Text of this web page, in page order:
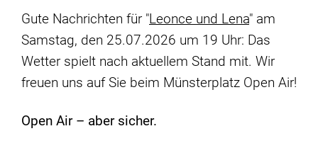
Gute Nachrichten für "Leonce und Lena" am
Samstag, den 25.07.2026 um 19 Uhr: Das
Wetter spielt nach aktuellem Stand mit. Wir
freuen uns auf Sie beim Münsterplatz Open Air!
Open Air – aber sicher.